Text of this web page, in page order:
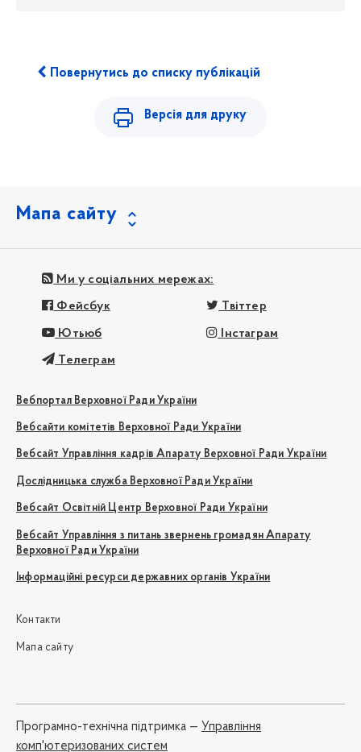
Повернутись до списку публікацій
Версія для друку
Мапа сайту
Ми у соціальних мережах:
Фейсбук Твіттер
Ютьюб Інстаграм
Телеграм
Вебпортал Верховної Ради України
Вебсайти комітетів Верховної Ради України
Вебсайт Управління кадрів Апарату Верховної Ради України
Дослідницька служба Верховної Ради України
Вебсайт Освітній Центр Верховної Ради України
Вебсайт Управління з питань звернень громадян Апарату
Верховної Ради України
Інформаційні ресурси державних органів України
Контакти
Мапа сайту
Програмно-технічна підтримка — Управління
комп'ютеризованих систем